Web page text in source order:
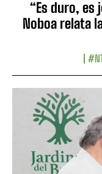
“Es duro, es
Noboa relata